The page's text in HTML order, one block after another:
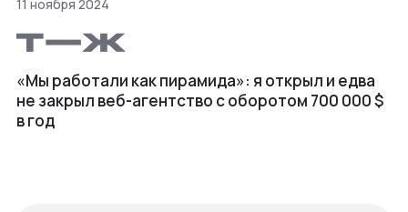
11 ноября 2024
«Мы работали как пирамида»: я открыл и едва
не закрыл веб⁠-⁠агентство с оборотом 700 000 $
в год